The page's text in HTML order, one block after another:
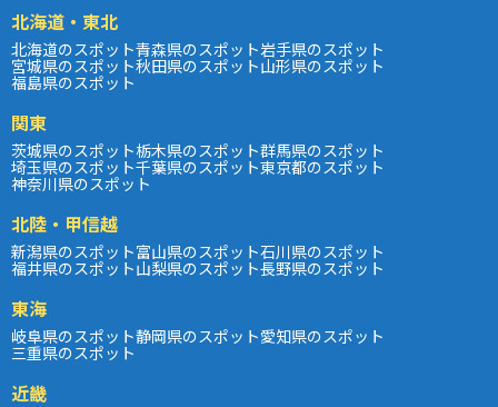
北海道・東北
北海道のスポット青森県のスポット岩手県のスポット
宮城県のスポット秋田県のスポット山形県のスポット
福島県のスポット
関東
茨城県のスポット栃木県のスポット群馬県のスポット
埼玉県のスポット千葉県のスポット東京都のスポット
神奈川県のスポット
北陸・甲信越
新潟県のスポット富山県のスポット石川県のスポット
福井県のスポット山梨県のスポット長野県のスポット
東海
岐阜県のスポット静岡県のスポット愛知県のスポット
三重県のスポット
近畿